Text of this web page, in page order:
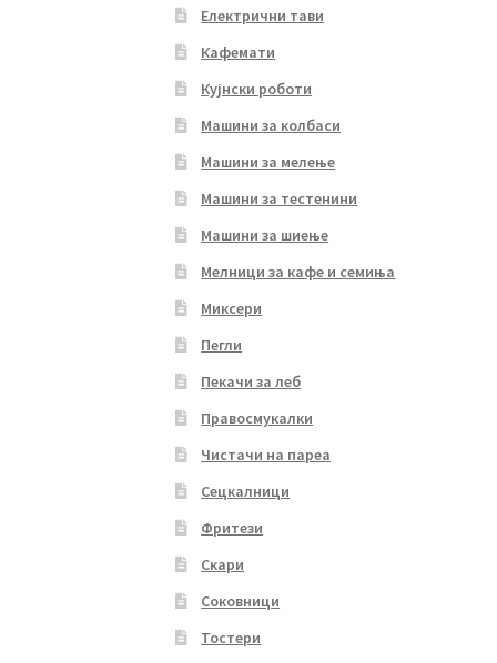
Електрични тави
Кафемати
Кујнски роботи
Машини за колбаси
Машини за мелење
Машини за тестенини
Машини за шиење
Мелници за кафе и семиња
Миксери
Пегли
Пекачи за леб
Правосмукалки
Чистачи на пареа
Сецкалници
Фритези
Скари
Соковници
Тостери